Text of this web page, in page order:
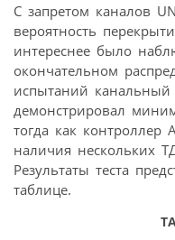
С запретом каналов
вероятность
интереснее было
окончательном
испытаний канальный
демонстрировал
тогда как контроллер
наличия нескольких
Результаты теста
таблице.